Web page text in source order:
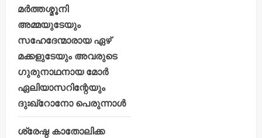
മർത്തശ്മൂനി
അമ്മയുടേയും
സഹേദേന്മാരായ ഏഴ്
മക്കളുടേയും അവരുടെ
ഗുരുനാഥനായ മോർ
ഏലിയാസറിന്റേയും
ദുഃഖ്റോനോ പെരുന്നാൾ
ശ്രേഷ്ഠ കാതോലിക്ക